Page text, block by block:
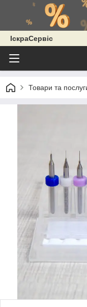
ІскраСервіс
Товари та